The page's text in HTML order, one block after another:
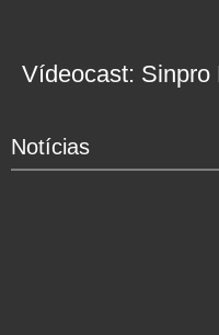
Vídeocast: Sinpro
Notícias